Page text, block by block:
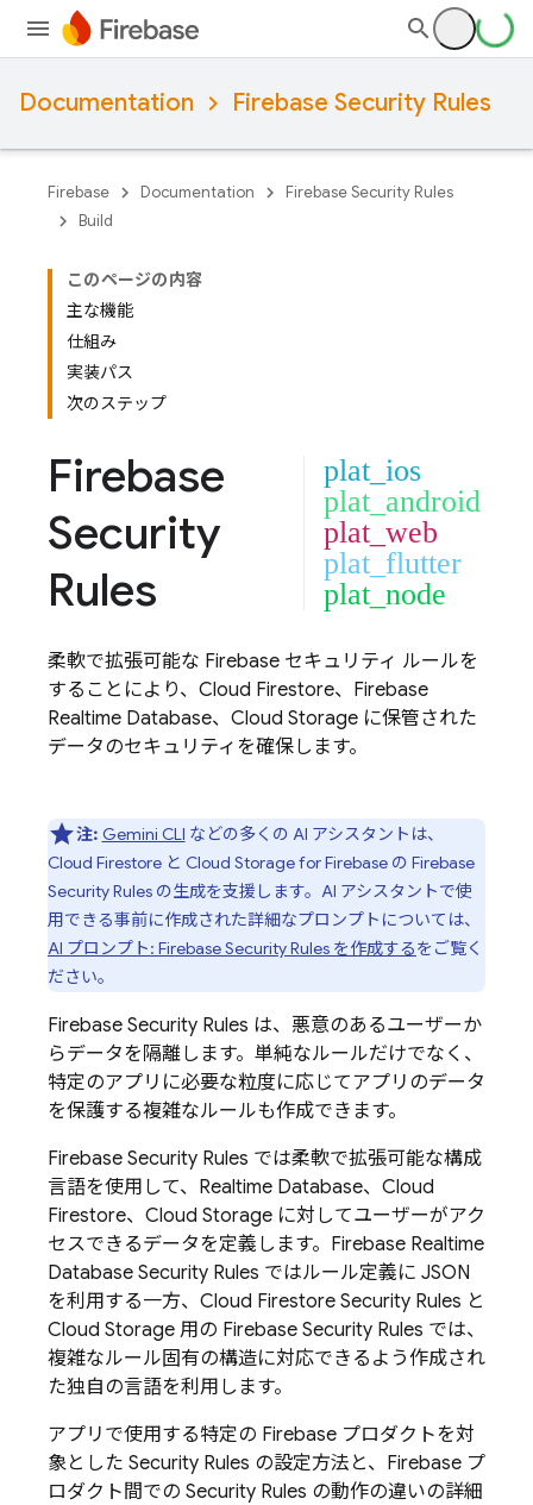
Documentation Firebase Security Rules
Firebase Documentation
Firebase Security Rules
Build
このページの内容
主な機能
仕組み
実装パス
次のステップ
Firebase
Security
Rules
plat_ios
plat_android
plat_web
plat_flutter
plat_node
柔軟で拡張可能な Firebase セキュリティ ルールを
することにより、 Cloud Firestore、 Firebase
Realtime Database、 Cloud Storage に保管された
データのセキュリティを確保します。
注: Gemini CLI などの多くの AI アシスタントは、
Cloud Firestore と Cloud Storage for Firebase の Firebase
Security Rules の生成を支援します。AI アシスタントで使
用できる事前に作成された詳細なプロンプトについては、
AI プロンプト: Firebase Security Rules を作成するをご覧く
ださい。
Firebase Security Rules は、悪意のあるユーザーか
らデータを隔離します。単純なルールだけでなく、
特定のアプリに必要な粒度に応じてアプリのデータ
を保護する複雑なルールも作成できます。
Firebase Security Rules では柔軟で拡張可能な構成
言語を使用して、 Realtime Database、 Cloud
Firestore、 Cloud Storage に対してユーザーがアク
セスできるデータを定義します。 Firebase Realtime
Database Security Rules ではルール定義に JSON
を利用する一方、 Cloud Firestore Security Rules と
Cloud Storage 用の Firebase Security Rules では、
複雑なルール固有の構造に対応できるよう作成され
た独自の言語を利用します。
アプリで使用する特定の Firebase プロダクトを対
象とした Security Rules の設定方法と、Firebase プ
ロダクト間での Security Rules の動作の違いの詳細